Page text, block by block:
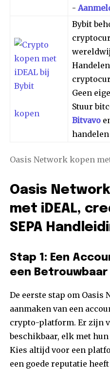
-
kopen
Bybit
Geen
Stuur
Bitvavo
Oasis Network kopen
Oasis Network
met iDEAL,
SEPA
Stap 1: Een
een
De eerste stap om Oasis
aanmaken van een
crypto-platform. Er zijn
beschikbaar, elk met
Kies altijd voor een
een goede reputatie